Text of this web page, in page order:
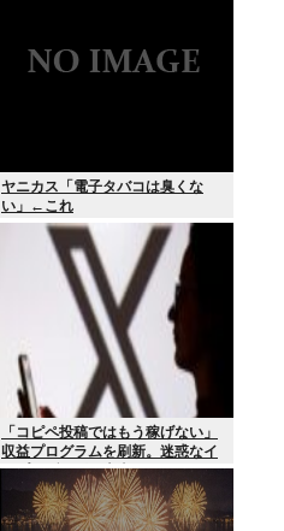
ヤニカス「電子タバコは臭くな
い」←これ
「コピペ投稿ではもう稼げない」
収益プログラムを刷新。迷惑なイ
ンプレゾンビは本当にいなくなる
のか？